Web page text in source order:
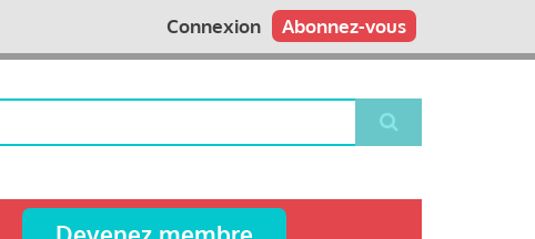
Abonnez-vous
Connexion